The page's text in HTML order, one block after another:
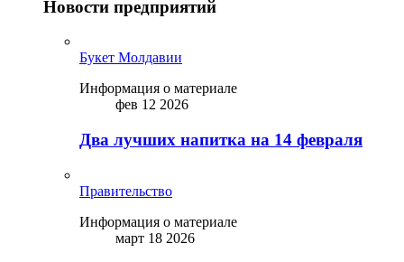
Новости предприятий
Букет Молдавии
Информация о материале
фев 12 2026
Два лучших напитка на 14 февраля
Правительство
Информация о материале
март 18 2026